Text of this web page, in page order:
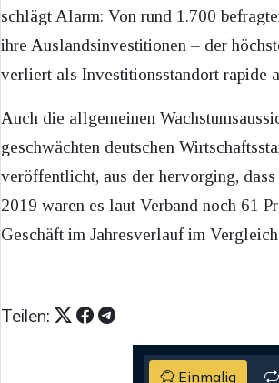
schlägt Alarm: Von rund 1.700
ihre Auslandsinvestitionen – der
verliert als Investitionsstandort rapide
Auch die allgemeinen
geschwächten deutschen
veröffentlicht, aus der hervorging,
2019 waren es laut Verband noch 61
Geschäft im Jahresverlauf im
Teilen:
Einmalig